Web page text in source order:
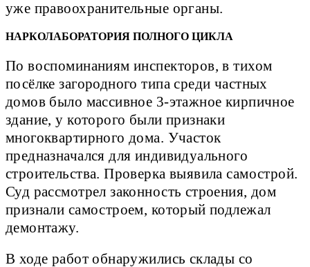
уже правоохранительные органы.
НАРКОЛАБОРАТОРИЯ ПОЛНОГО ЦИКЛА
По воспоминаниям инспекторов, в тихом
посёлке загородного типа среди частных
домов было массивное 3-этажное кирпичное
здание, у которого были признаки
многоквартирного дома. Участок
предназначался для индивидуального
строительства. Проверка выявила самострой.
Суд рассмотрел законность строения, дом
признали самостроем, который подлежал
демонтажу.
В ходе работ обнаружились склады со